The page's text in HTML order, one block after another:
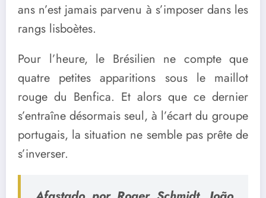
ans n’est jamais parvenu à s’imposer dans les
rangs lisboètes.
Pour l’heure, le Brésilien ne compte que
quatre petites apparitions sous le maillot
rouge du Benfica. Et alors que ce dernier
s’entraîne désormais seul, à l’écart du groupe
portugais, la situation ne semble pas prête de
s’inverser.